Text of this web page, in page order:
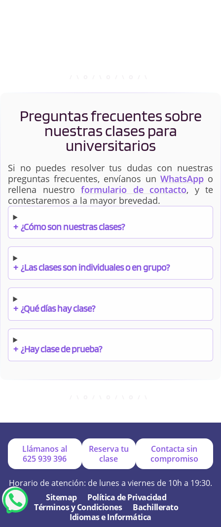
Preguntas frecuentes sobre
nuestras clases para
universitarios
Si no puedes resolver tus dudas con nuestras
preguntas frecuentes, envíanos un WhatsAppo
rellena nuestro formulario de contacto, y te
contestaremos a la mayor brevedad.
+ ¿Cómo son nuestras clases?
+ ¿Las clases son individuales o en grupo?
+ ¿Qué días hay clase?
+ ¿Hay clase de prueba?
+ ¿Por qué online?
+ ¿Se hacen exámenes de prueba?
Llámanos al
625 939 396
Reserva tu
clase
Contacta sin
compromiso
Horario de atención: de lunes a viernes de 10h a 19:30.
Sitemap
Política de Privacidad
Términos y Condiciones
Bachillerato
Idiomas e Informática